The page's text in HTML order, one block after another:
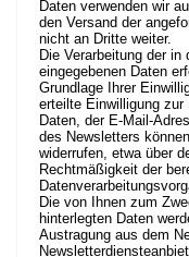
Daten verwenden wir
den Versand der
nicht an Dritte weiter.
Die Verarbeitung der
eingegebenen Daten
Grundlage Ihrer
erteilte Einwilligung zur
Daten, der E-Mail-
des Newsletters
widerrufen, etwa über
Rechtmäßigkeit der
Die von Ihnen zum
hinterlegten Daten
Austragung aus dem